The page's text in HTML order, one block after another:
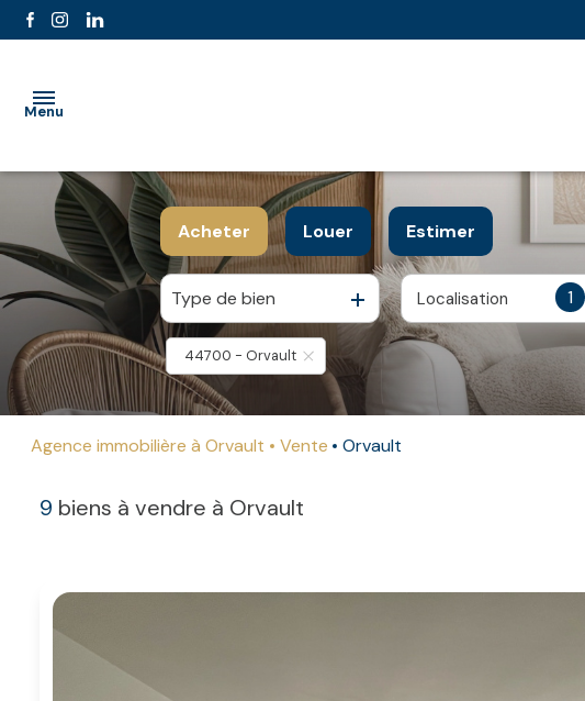
Menu
accueil
l'agence
ventes
location
estimation
partenaires
contact
Acheter
De l'ancien
Louer
à l'année
Estimer
Type de bien 1
Localisation
44700 - Orvault
Agence immobilière à Orvault Vente Orvault
9 biens à vendre à Orvault